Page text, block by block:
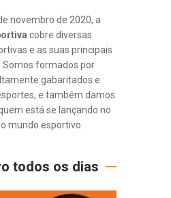
novembro de 2020, a
cobre diversas
e as suas principais
Somos formados por
gabaritados e
e também damos
está se lançando no
mundo esportivo.
todos os dias